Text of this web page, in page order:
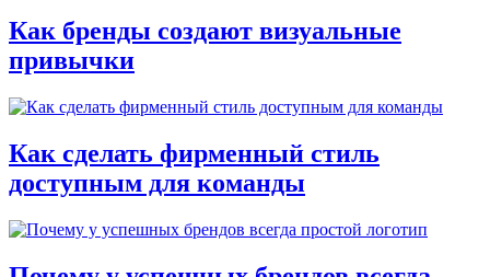
Как бренды создают визуальные
привычки
Как сделать фирменный стиль
доступным для команды